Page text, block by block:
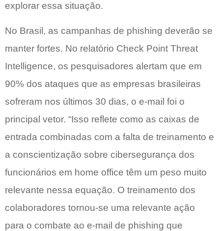
explorar essa situação.
No Brasil, as campanhas de phishing deverão se
manter fortes. No relatório Check Point Threat
Intelligence, os pesquisadores alertam que em
90% dos ataques que as empresas brasileiras
sofreram nos últimos 30 dias, o e-mail foi o
principal vetor. “Isso reflete como as caixas de
entrada combinadas com a falta de treinamento e
a conscientização sobre cibersegurança dos
funcionários em home office têm um peso muito
relevante nessa equação. O treinamento dos
colaboradores tornou-se uma relevante ação
para o combate ao e-mail de phishing que